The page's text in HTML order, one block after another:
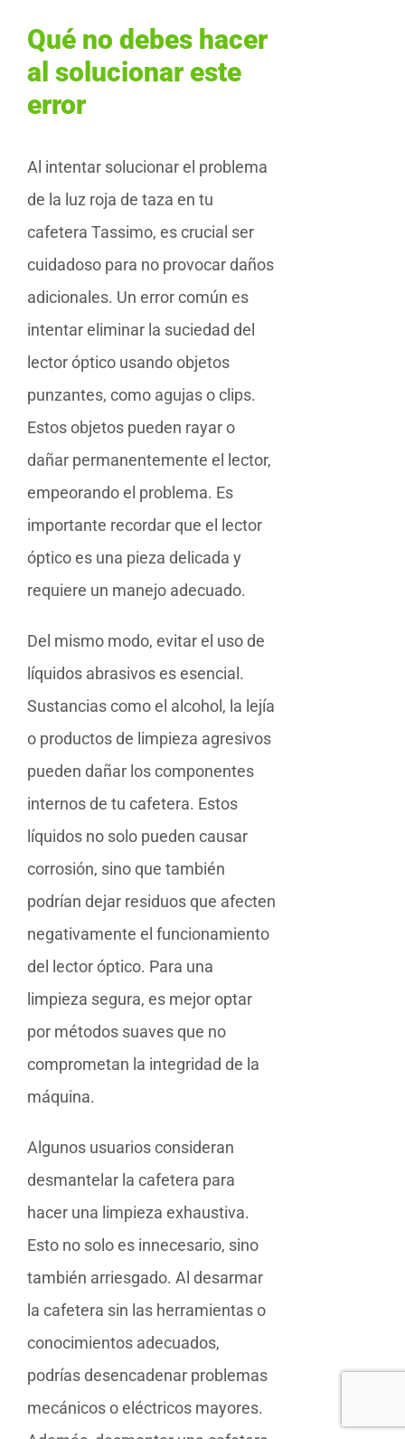
Qué no debes hacer
al solucionar este
error
Al intentar solucionar el problema
de la luz roja de taza en tu
cafetera Tassimo, es crucial ser
cuidadoso para no provocar daños
adicionales. Un error común es
intentar eliminar la suciedad del
lector óptico usando objetos
punzantes, como agujas o clips.
Estos objetos pueden rayar o
dañar permanentemente el lector,
empeorando el problema. Es
importante recordar que el lector
óptico es una pieza delicada y
requiere un manejo adecuado.
Del mismo modo, evitar el uso de
líquidos abrasivos es esencial.
Sustancias como el alcohol, la lejía
o productos de limpieza agresivos
pueden dañar los componentes
internos de tu cafetera. Estos
líquidos no solo pueden causar
corrosión, sino que también
podrían dejar residuos que afecten
negativamente el funcionamiento
del lector óptico. Para una
limpieza segura, es mejor optar
por métodos suaves que no
comprometan la integridad de la
máquina.
Algunos usuarios consideran
desmantelar la cafetera para
hacer una limpieza exhaustiva.
Esto no solo es innecesario, sino
también arriesgado. Al desarmar
la cafetera sin las herramientas o
conocimientos adecuados,
podrías desencadenar problemas
mecánicos o eléctricos mayores.